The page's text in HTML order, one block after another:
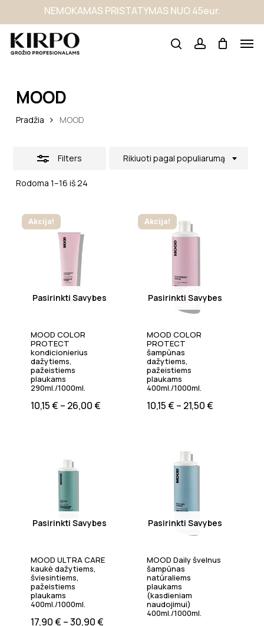
to
main
NEMOKAMAS PRISTATYMAS NUO 45eur.
MOOD
Pradžia MOOD
Filters
Rodoma 1–16 iš 24
Rikiuoti pagal populiarumą
Akcija!
Pasirinkti Savybes
MOOD COLOR
PROTECT
kondicionierius
dažytiems,
pažeistiems
plaukams
290ml./1000ml.
10,15€ – 26,00€
Akcija!
Pasirinkti Savybes
MOOD COLOR
PROTECT
šampūnas
dažytiems,
pažeistiems
plaukams
400ml./1000ml.
10,15€ – 21,50€
Pasirinkti Savybes
MOOD ULTRA CARE
kaukė dažytiems,
šviesintiems,
pažeistiems
plaukams
400ml./1000ml.
17,90€ –30,90€
Pasirinkti Savybes
MOOD Daily švelnus
šampūnas
natūraliems
plaukams
(kasdieniam
naudojimui)
400ml./1000ml.